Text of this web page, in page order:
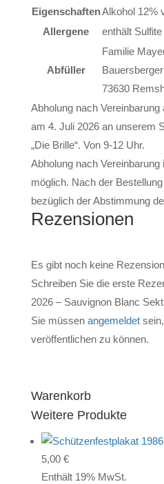
EigenschaftenAlkohol 12%
Allergene
enthält Sulfite
Abfüller
Familie
73630
Abholung nach
am 4. Juli 2026 an unserem
„Die Brille“. Von 9-12 Uhr.
Abholung nach
möglich. Nach der
bezüglich der Abstimmung
Rezensionen
Es gibt noch keine
Schreiben Sie die erste
2026 – Sauvignon Blanc Sekt
Sie müssen angemeldetsein,
veröffentlichen zu können.
Warenkorb
Weitere Produkte
5,00 €
Enthält 19% MwSt.